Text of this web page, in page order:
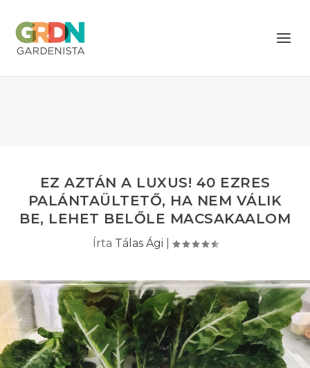
EZ AZTÁN A LUXUS! 40 EZRES
PALÁNTAÜLTETŐ, HA NEM VÁLIK
BE, LEHET BELŐLE MACSAKAALOM
Írta Tálas Ági